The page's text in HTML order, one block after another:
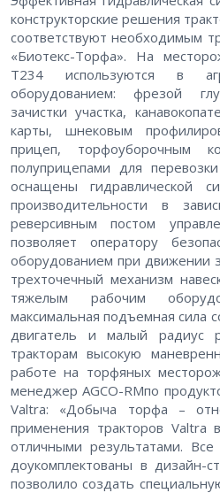
конструкторские решения
соответствуют необходимым
«Биотекс-Торфа». На
Т234 используются в
оборудованием: фрезой
зачистки участка,
карты, шнековым
прицеп, торфоуборочным
полуприцепами для
оснащены гидравлической
производительности в
реверсивным постом
позволяет оператору
оборудованием при движении
трехточечный механизм
тяжелым рабочим
максимальная подъемная сила
двигатель и малый радиус
тракторам высокую
работе на торфяных
менеджер AGCO-RMпо
Valtra: «Добыча торфа –
применения тракторов
отличными результатами.
доукомплектованы в дизайн-
позволило создать